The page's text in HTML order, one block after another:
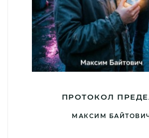
ПРОТОКОЛ
МАКСИМ